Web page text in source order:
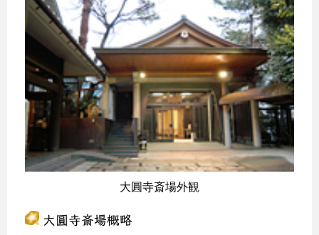
大圓寺斎場外観
大圓寺斎場概略